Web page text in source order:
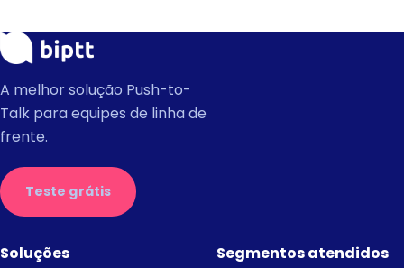
A melhor solução Push-to-
Talk para equipes de linha de
frente.
Teste grátis
Soluções Segmentos atendidos